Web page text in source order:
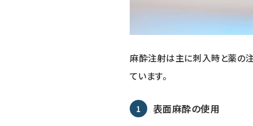
麻酔注射は主に刺入時と薬の
ています。
表面麻酔の使用